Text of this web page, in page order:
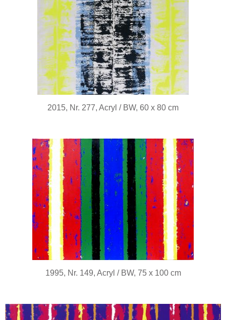
2015, Nr. 277, Acryl / BW, 60 x 80 cm
1995, Nr. 149, Acryl / BW, 75 x 100 cm